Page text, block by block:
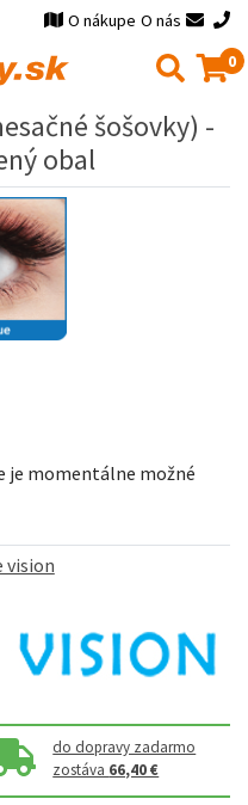
O nákupe O nás
0
šošovky) -
obal
je momentálne možné
vision
do dopravy zadarmo
zostáva 66,40 €